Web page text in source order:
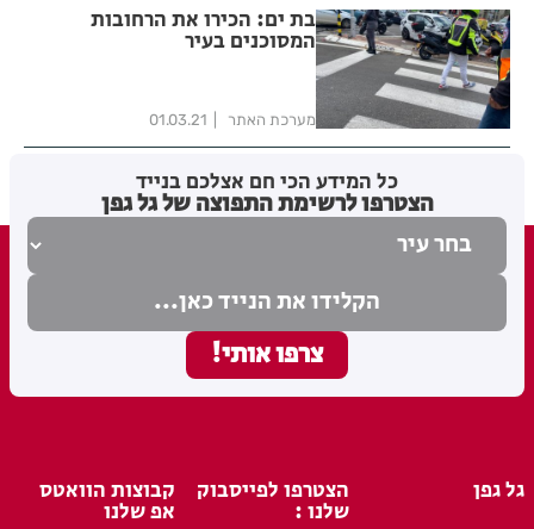
בת ים: הכירו את הרחובות
המסוכנים בעיר
מערכת האתר 01.03.21
כל המידע הכי חם אצלכם בנייד
הצטרפו לרשימת התפוצה של גל גפן
גל גפן הצטרפו לפייסבוק
שלנו :
קבוצות הוואטס
אפ שלנו